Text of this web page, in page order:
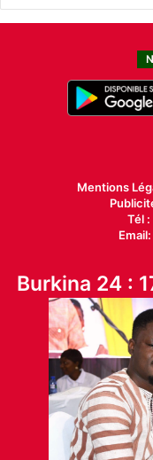
Mentions
Tél
Burkina 24 :